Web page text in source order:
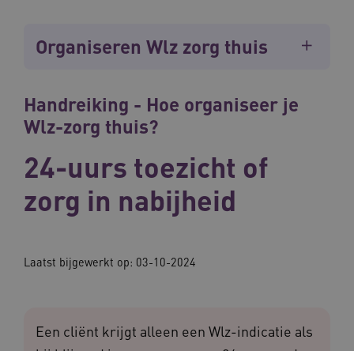
Organiseren Wlz zorg thuis
Handreiking - Hoe organiseer je
Wlz-zorg thuis?
24-uurs toezicht of
zorg in nabijheid
Laatst bijgewerkt op: 03-10-2024
Een cliënt krijgt alleen een Wlz-indicatie als